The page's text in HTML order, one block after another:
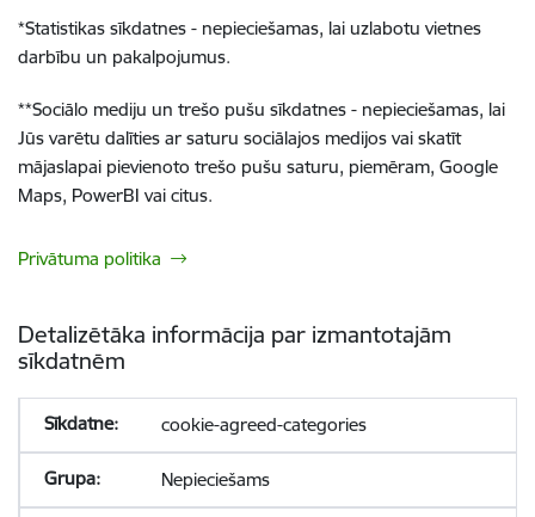
*Statistikas sīkdatnes - nepieciešamas, lai uzlabotu vietnes
darbību un pakalpojumus.
**Sociālo mediju un trešo pušu sīkdatnes - nepieciešamas, lai
Jūs varētu dalīties ar saturu sociālajos medijos vai skatīt
mājaslapai pievienoto trešo pušu saturu, piemēram, Google
Maps, PowerBI vai citus.
Privātuma politika
Detalizētāka informācija par izmantotajām
sīkdatnēm
cookie-agreed-categories
Nepieciešams